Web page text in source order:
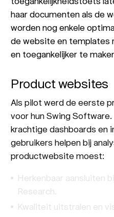
haar documenten als de
worden nog enkele
de website en templates
en toegankelijker te
Product websites
Als pilot werd de eerste
voor hun Swing
krachtige dashboards en
gebruikers helpen bij
productwebsite moest:
Herkenbaar aansluiten
Research.
Kwaliteit uitstralen en